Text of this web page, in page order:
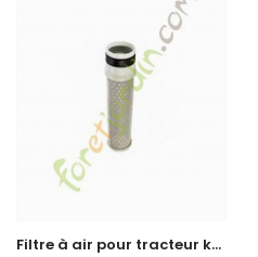
F
iltre à air pour tracteur kubota